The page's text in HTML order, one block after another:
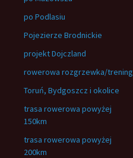
po Podlasiu
Pojezierze Brodnickie
projekt Dojczland
rowerowa rozgrzewka/trening
Toruń, Bydgoszcz i okolice
trasa rowerowa powyżej
150km
trasa rowerowa powyżej
200km